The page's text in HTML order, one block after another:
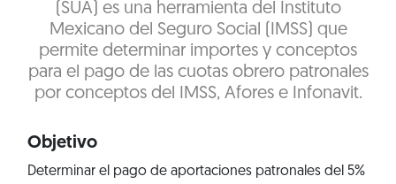
(SUA) es una herramienta del Instituto
Mexicano del Seguro Social (IMSS) que
permite determinar importes y conceptos
para el pago de las cuotas obrero patronales
por conceptos del IMSS, Afores e Infonavit.
Objetivo
Determinar el pago de aportaciones patronales del 5%